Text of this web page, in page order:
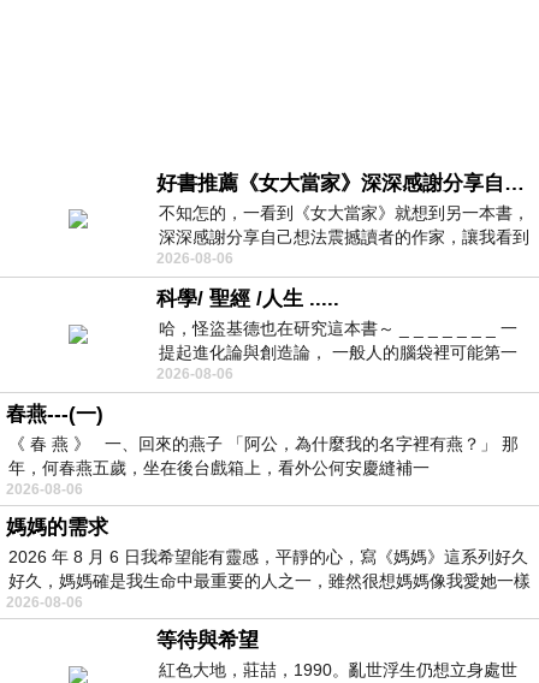
好書推薦《女大當家》深深感謝分享自己想法震撼讀者的作家，讓我看到不同樣貌的家庭！
不知怎的，一看到《女大當家》就想到另一本書，
深深感謝分享自己想法震撼讀者的作家，讓我看到
不同樣貌的家庭！ 《女大
2026-08-06
科學/ 聖經 /人生 .....
哈，怪盜基德也在研究這本書～ _ _ _ _ _ _ _ 一
提起進化論與創造論， 一般人的腦袋裡可能第一
時間就有「 進化論很科
2026-08-06
春燕---(一)
《 春 燕 》 一、回來的燕子 「阿公，為什麼我的名字裡有燕？」 那
年，何春燕五歲，坐在後台戲箱上，看外公何安慶縫補一
2026-08-06
媽媽的需求
2026 年 8 月 6 日我希望能有靈感，平靜的心，寫《媽媽》這系列好久
好久，媽媽確是我生命中最重要的人之一，雖然很想媽媽像我愛她一樣
2026-08-06
等待與希望
紅色大地，莊喆，1990。亂世浮生仍想立身處世